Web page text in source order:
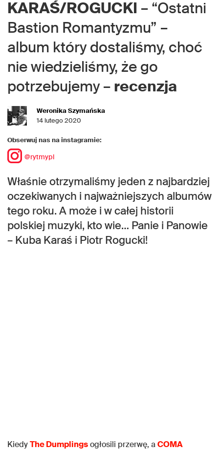
KARAŚ/ROGUCKI – “Ostatni
Bastion Romantyzmu” –
album który dostaliśmy, choć
nie wiedzieliśmy, że go
potrzebujemy – recenzja
Weronika Szymańska
14 lutego 2020
Obserwuj nas na instagramie:
@rytmypl
Właśnie otrzymaliśmy jeden z najbardziej
oczekiwanych i najważniejszych albumów
tego roku. A może i w całej historii
polskiej muzyki, kto wie… Panie i Panowie
– Kuba Karaś i Piotr Rogucki!
KiedyThe Dumplingsogłosili przerwę, aCOMA